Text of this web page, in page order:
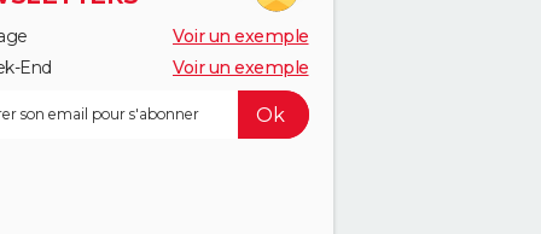
Voir un exemple
End
Voir un exemple